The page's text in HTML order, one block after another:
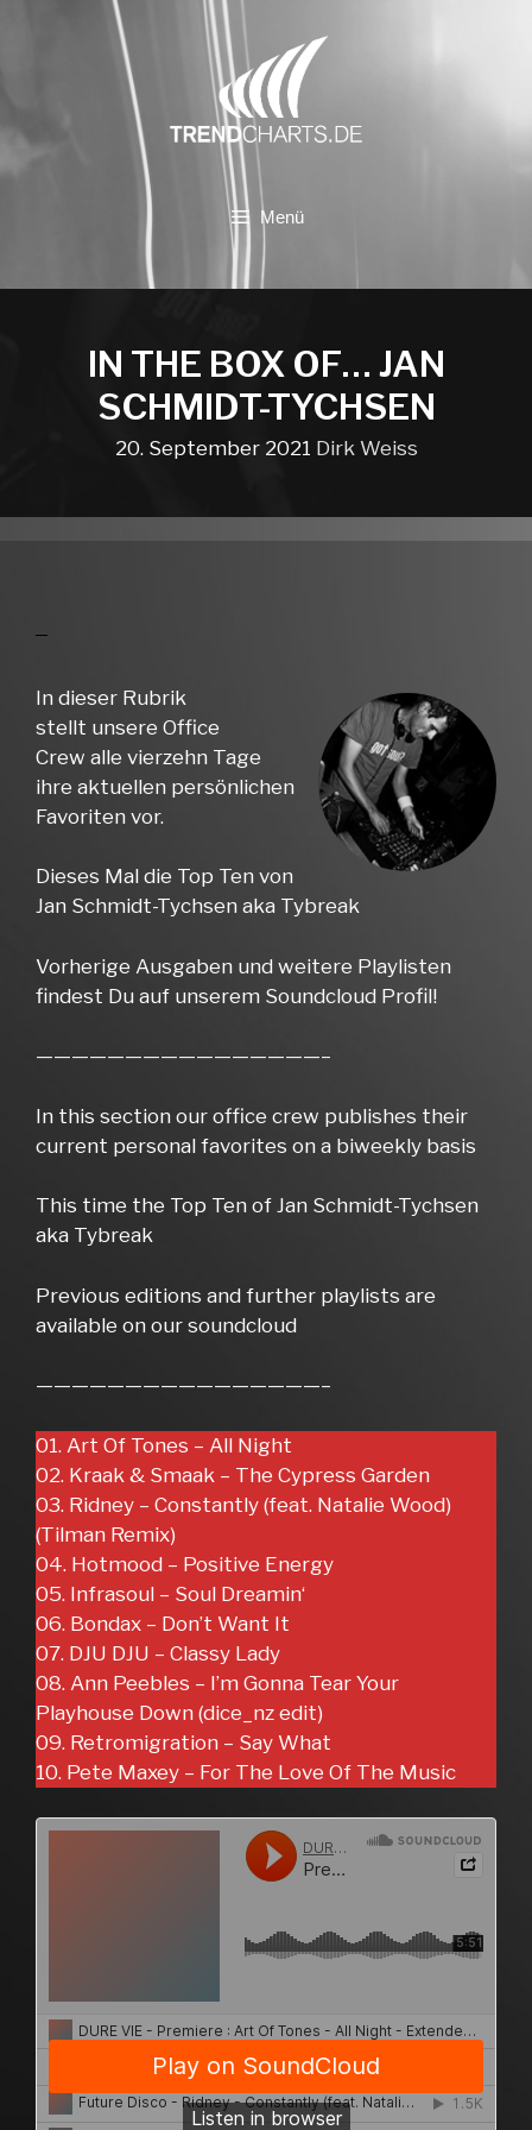
Menü
IN THE BOX OF… JAN
SCHMIDT-TYCHSEN
20. September 2021 Dirk Weiss
In dieser Rubrik
stellt unsere Office
Crew alle vierzehn Tage
ihre aktuellen persönlichen
Favoriten vor.
Dieses Mal die Top Ten von
Jan Schmidt-Tychsen aka Tybreak
Vorherige Ausgaben und weitere Playlisten
findest Du auf unserem Soundcloud Profil!
————————————————–
In this section our office crew publishes their
current personal favorites on a biweekly basis
This time the Top Ten of Jan Schmidt-Tychsen
aka Tybreak
Previous editions and further playlists are
available on our soundcloud
————————————————–
01. Art Of Tones – All Night
02. Kraak & Smaak – The Cypress Garden
03. Ridney – Constantly (feat. Natalie Wood)
(Tilman Remix)
04. Hotmood – Positive Energy
05. Infrasoul – Soul Dreamin‘
06. Bondax – Don’t Want It
07. DJU DJU – Classy Lady
08. Ann Peebles – I’m Gonna Tear Your
Playhouse Down (dice_nz edit)
09. Retromigration – Say What
10. Pete Maxey – For The Love Of The Music